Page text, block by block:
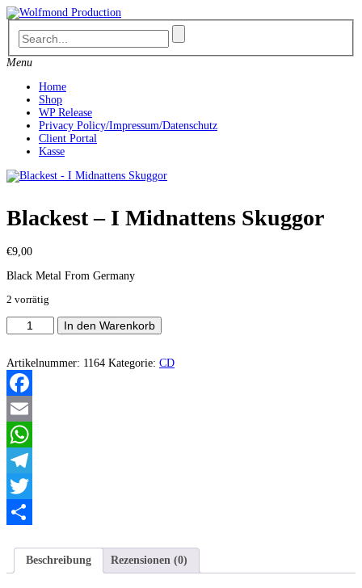
Skip
to
content
Menu
Home
Shop
WP Release
Privacy Policy/Impressum/Datenschutz
Client Portal
Kasse
Blackest – I Midnattens Skuggor
€9,00
Black Metal From Germany
2 vorrätig
Blackest
-
Midnattens
Skuggor
Menge
In den Warenkorb
Artikelnummer: 1164 Kategorie: CD
Facebook
Email
WhatsApp
Telegram
Twitter
Beschreibung
Rezensionen (0)